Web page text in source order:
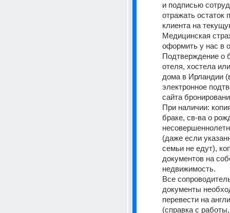
и подписью
отражать остаток
клиента на
Медицинская
оформить у нас в
Подтверждение о
отеля, хостела
дома в Ирландии
электронное
сайта
При наличии:
браке, св-ва о
(даже если
семьи не едут),
документов на
недвижимость.
Все
документы
перевести на
(справка с